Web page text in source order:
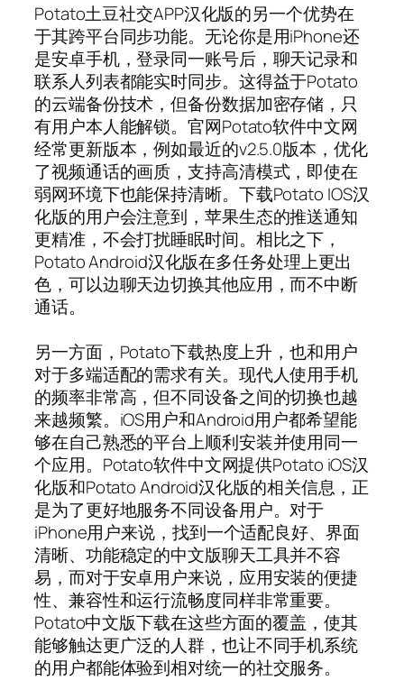
Potato土豆社交APP汉化版的另一个优势在
于其跨平台同步功能。无论你是用iPhone还
是安卓手机，登录同一账号后，聊天记录和
联系人列表都能实时同步。这得益于Potato
的云端备份技术，但备份数据加密存储，只
有用户本人能解锁。官网Potato软件中文网
经常更新版本，例如最近的v2.5.0版本，优化
了视频通话的画质，支持高清模式，即使在
弱网环境下也能保持清晰。下载Potato IOS汉
化版的用户会注意到，苹果生态的推送通知
更精准，不会打扰睡眠时间。相比之下，
Potato Android汉化版在多任务处理上更出
色，可以边聊天边切换其他应用，而不中断
通话。
另一方面，Potato下载热度上升，也和用户
对于多端适配的需求有关。现代人使用手机
的频率非常高，但不同设备之间的切换也越
来越频繁。iOS用户和Android用户都希望能
够在自己熟悉的平台上顺利安装并使用同一
个应用。Potato软件中文网提供Potato iOS汉
化版和Potato Android汉化版的相关信息，正
是为了更好地服务不同设备用户。对于
iPhone用户来说，找到一个适配良好、界面
清晰、功能稳定的中文版聊天工具并不容
易，而对于安卓用户来说，应用安装的便捷
性、兼容性和运行流畅度同样非常重要。
Potato中文版下载在这些方面的覆盖，使其
能够触达更广泛的人群，也让不同手机系统
的用户都能体验到相对统一的社交服务。